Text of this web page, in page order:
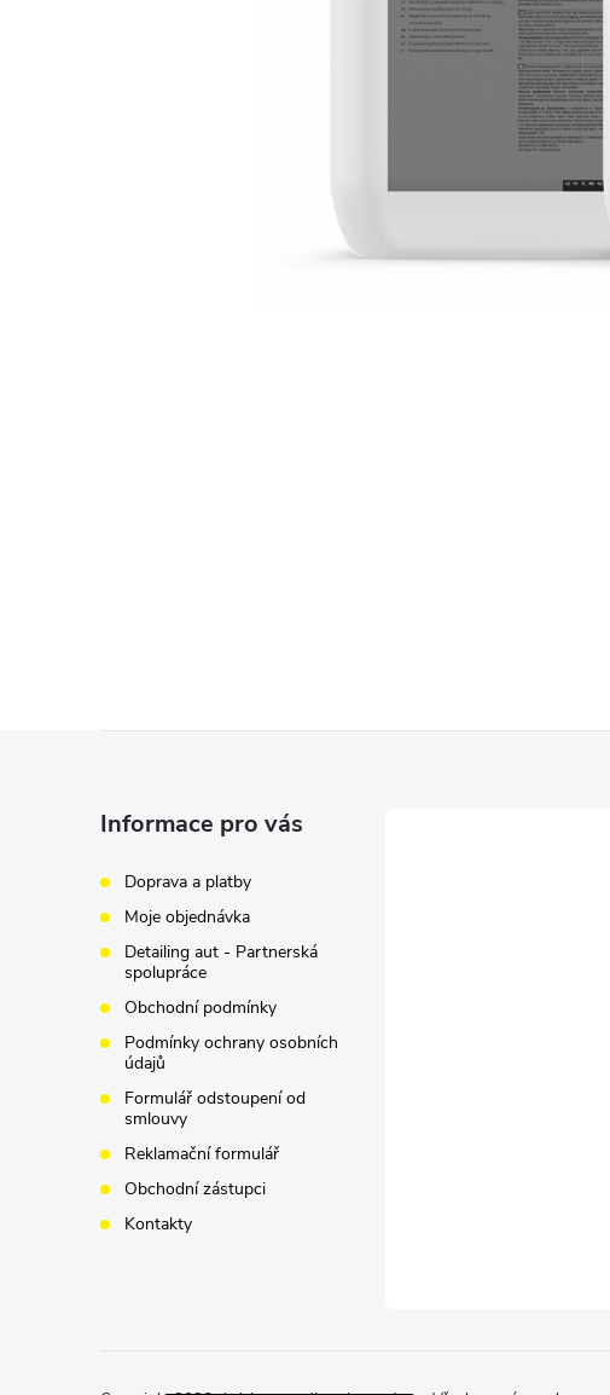
Informace pro vás
Doprava a platby
Moje objednávka
Detailing aut - Partnerská
spolupráce
Obchodní podmínky
Podmínky ochrany osobních
údajů
Formulář odstoupení od
smlouvy
Reklamační formulář
Obchodní zástupci
Kontakty